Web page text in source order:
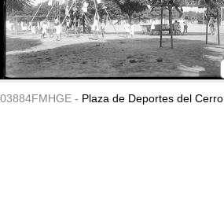
03884FMHGE - Plaza de Deportes del Cerro.